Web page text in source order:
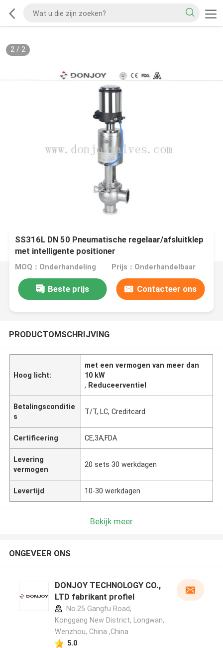
2/ 2
SS316L DN 50 Pneumatische regelaar/afsluitklep
met intelligente positioner
MOQ：Onderhandeling Prijs：Onderhandelbaar
Beste prijs Contacteer ons
PRODUCTOMSCHRIJVING
Hoog licht:
met een vermogen van meer dan
10 kW
, Reduceerventiel
Betalingsconditie
s
T/T, LC, Creditcard
Certificering CE,3A,FDA
Levering
vermogen
20 sets 30 werkdagen
Levertijd 10-30 werkdagen
Bekijk meer
ONGEVEER ONS
DONJOY TECHNOLOGY CO.,
LTD fabrikant profiel
No.25 Gangfu Road,
Konggang New District, Longwan,
Wenzhou, China ,China
5.0